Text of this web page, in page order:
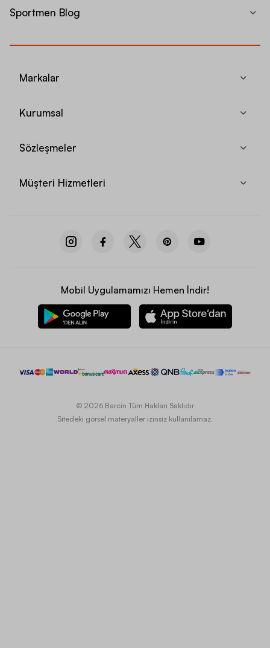
Sportmen Blog
Markalar
Kurumsal
Sözleşmeler
Müşteri Hizmetleri
Mobil Uygulamamızı Hemen İndir!
© 2026 Barcin Tüm Hakları Saklıdır
Sitedeki görsel materyaller izinsiz kullanılamaz.